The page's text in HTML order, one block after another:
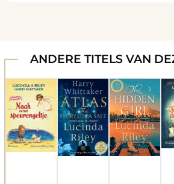
ANDERE TITELS VAN